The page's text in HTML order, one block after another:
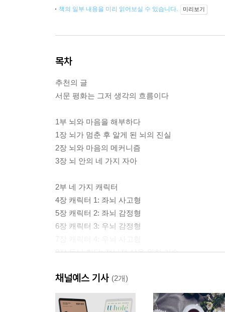
책의 일부 내용을 미리 읽어보실 수 있습니다. 미리보기
목차
추천의 글
서문 평화는 그저 생각의 흐름이다
1부 뇌와 마음을 해부하다
1장 뇌가 멈춘 후 알게 된 뇌의 진실
2장 뇌와 마음의 메커니즘
3장 뇌 안의 네 가지 자아
2부 네 가지 캐릭터
4장 캐릭터 1: 좌뇌 사고형
5장 캐릭터 2: 좌뇌 감정형
6장 캐릭터 3: 우뇌 감정형
8장 두뇌 회담: 전뇌적 삶을 위한 기술
3부 우리 삶 속 네 가지 캐릭터
9장 나와의 관계: 네 가지 캐릭터와 몸
10장 타인과의 관계: 네 가지 캐릭터와 인간관계
채널예스 기사 (2개)